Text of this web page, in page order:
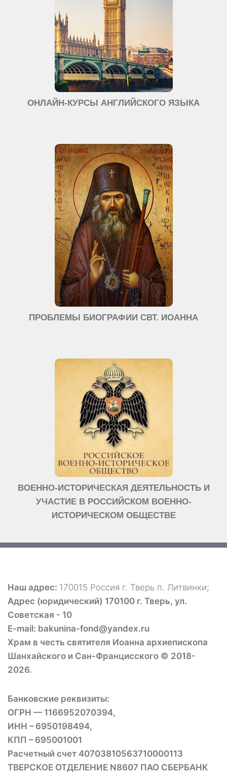
ОНЛАЙН-КУРСЫ АНГЛИЙСКОГО ЯЗЫКА
ПРОБЛЕМЫ БИОГРАФИИ СВТ. ИОАННА
ВОЕННО-ИСТОРИЧЕСКАЯ ДЕЯТЕЛЬНОСТЬ И
УЧАСТИЕ В РОССИЙСКОМ ВОЕННО-
ИСТОРИЧЕСКОМ ОБЩЕСТВЕ
Наш адрес: 170015 Россия г. Тверь п. Литвинки;
Адрес (юридический) 170100 г. Тверь, ул.
Советская - 10
E-mail: bakunina-fond@yandex.ru
Храм в честь святителя Иоанна архиепископа
Шанхайского и Сан-Францисского © 2018-
2026.
Банковские реквизиты:
ОГРН — 1166952070394,
ИНН – 6950198494,
КПП – 695001001
Расчетный счет 40703810563710000113
ТВЕРСКОЕ ОТДЕЛЕНИЕ N8607 ПАО СБЕРБАНК